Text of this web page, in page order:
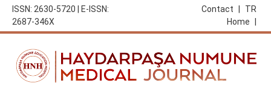
ISSN: 2630-5720 | E-ISSN:
2687-346X
TR
Contact
Home